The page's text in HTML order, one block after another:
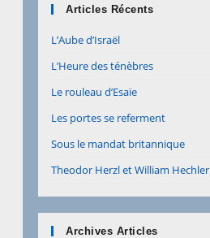
Articles Récents
L’Aube d’Israël
L’Heure des ténèbres
Le rouleau d’Esaïe
Les portes se referment
Sous le mandat britannique
Theodor Herzl et William Hechler
Archives Articles